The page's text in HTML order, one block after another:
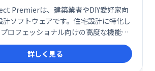
Premierは、建築業者やDIY愛好家向
計ソフトウェアです。住宅設計に特化し
ロフェッショナル向けの高度な機能
も使いやすいインターフェースを提供し
デザイナー、DIY愛好家まで、幅広いユ
ズに対応します。
詳しく見る